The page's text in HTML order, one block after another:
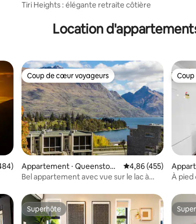
Tiri Heights : élégante retraite côtière
Location
moyenne sur la base de 484 commentaires : 4,83 sur
Coup de cœur voyageurs
Coup de cœur voyageurs
Appartement ⋅ Queenstow
n
Évaluation moyenne
4,86 (455)
Bel appartement avec vue sur le lac à
À pied
Superhôte
Superhôte